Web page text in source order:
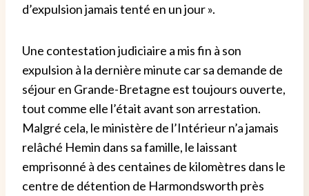
d’expulsion jamais tenté en un jour ».
Une contestation judiciaire a mis fin à son
expulsion à la dernière minute car sa demande de
séjour en Grande-Bretagne est toujours ouverte,
tout comme elle l’était avant son arrestation.
Malgré cela, le ministère de l’Intérieur n’a jamais
relâché Hemin dans sa famille, le laissant
emprisonné à des centaines de kilomètres dans le
centre de détention de Harmondsworth près